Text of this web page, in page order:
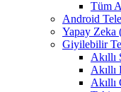
Tüm
Android
Yapay Zeka
Giyilebilir
Akıllı
Akıllı